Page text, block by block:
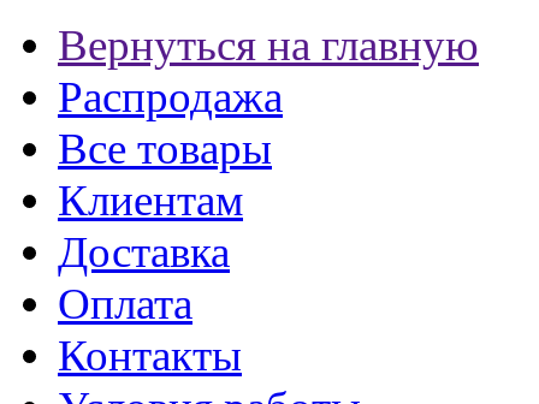
Вернуться на главную
Распродажа
Все товары
Клиентам
Доставка
Оплата
Контакты